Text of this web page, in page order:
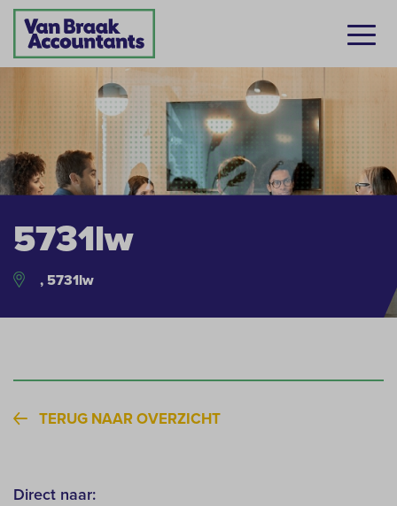
5731lw
, 5731lw
TERUG NAAR OVERZICHT
Direct naar: